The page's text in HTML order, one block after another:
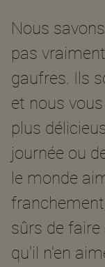
Nous
pas
gaufres. Ils
et nous
plus
journée ou
le monde
sûrs de
qu'il n'en